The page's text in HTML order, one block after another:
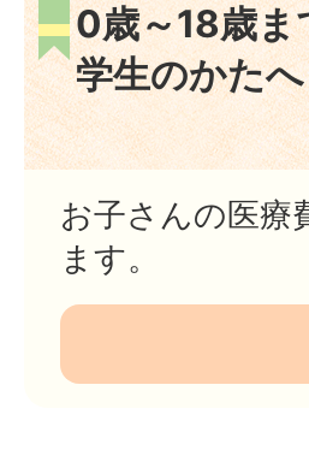
0歳～18歳ま
学生のかた
お子さんの医療
ます。